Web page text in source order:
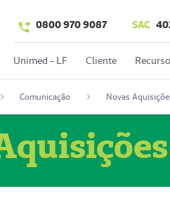
0800 970 9087 SAC
Unimed - LF Cliente
Comunicação Novas